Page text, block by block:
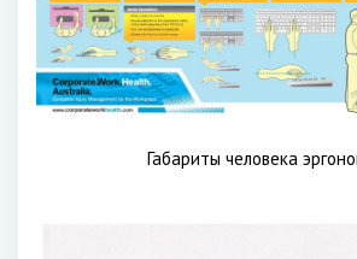
Габариты человека